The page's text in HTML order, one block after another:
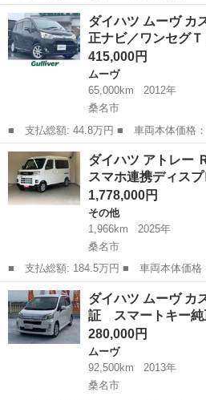
名： ダイハツ ■ 車種名： タント ■
Ｓ ＳＡ ターボ車 フルタイム４ＷＤ
バックカメラ Ｅ...
三重 桑名市 タント
ダイハツ ムーヴ
正ナビ／ワンセグ
415,000円
ムーヴ
65,000km
2012年
桑名市
■ 支払総額: 44.8万円 ■ 車両本体価格： 415,000 円 ■ メーカー
名： ダイハツ ■ 車種名： ムーヴ ■
Ｘリミテッド 純正ナビ／ワンセグＴＶ
ラ／ＥＴＣ／...
三重 桑名市 ムーヴ
ダイハツ アトレー
スマホ連携ディス
1,778,000円
その他
1,966km
2025年
桑名市
■ 支払総額: 184.5万円 ■ 車両本体価格： 1,778,000 円 ■ メーカ
ー名： ダイハツ ■ 車種名： アトレ
ターボ車 ９インチスマホ連携ディスプ
ター 両...
三重 桑名市 その他
ダイハツ ムーヴ
証 スマートキー
280,000円
ムーヴ
92,500km
2013年
桑名市